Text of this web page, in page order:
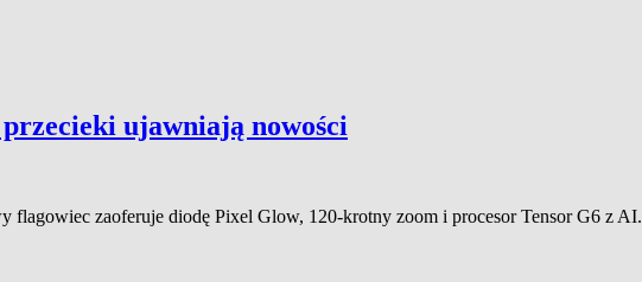
ujawniają nowości
flagowiec zaoferuje diodę Pixel Glow, 120-krotny zoom i procesor Tensor G6 z AI.